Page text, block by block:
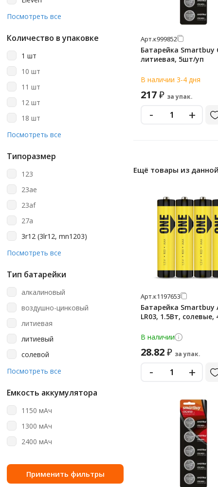
Energizer
Smart Buy
Smartbuy
Sonnen
Varta
Посмотреть все
Количество в упаковке
1 шт
10 шт
11 шт
12 шт
18 шт
2 шт
60 шт
8 шт
Посмотреть все
Типоразмер
123
23ae
23af
27a
3r12 (3lr12, mn1203)
a23
aa/aaa
cr123a
cr1616
cr2
cr2016
cr2025
cr2032 (5004lc)
Посмотреть все
Тип батарейки
алкалиновый
воздушно-цинковый
литиевая
литиевый
солевой
щелочная
Посмотреть все
Емкость аккумулятора
1150 мАч
1300 мАч
2400 мАч
Арт.к999852
Батарейка Smartbuy
литиевая, 5шт/уп
В наличии 3-4 дня
217₽ за упак.
- +
Ещё товары из
Арт.к1197653
Батарейка Smartbuy
LR03, 1.5Вт,
В наличии
28.82₽ за упак.
- +